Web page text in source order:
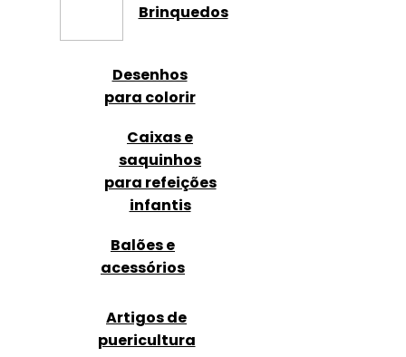
Brinquedos
Desenhos
para colorir
Caixas e
saquinhos
para refeições
infantis
Balões e
acessórios
Artigos de
puericultura